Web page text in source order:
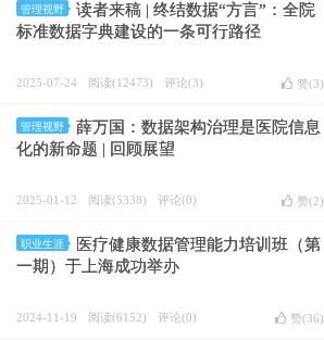
管理视野
读者来稿 | 终结数据“方言”：全院
标准数据字典建设的一条可行路径
2025-07-24 阅读(12473) 评论(3) 赞(3)
管理视野
薛万国：数据架构治理是医院信息
化的新命题 | 回顾展望
2025-01-12 阅读(5338) 评论(0) 赞(2)
职业生涯
医疗健康数据管理能力培训班（第
一期）于上海成功举办
2024-11-19 阅读(6152) 评论(0) 赞(36)